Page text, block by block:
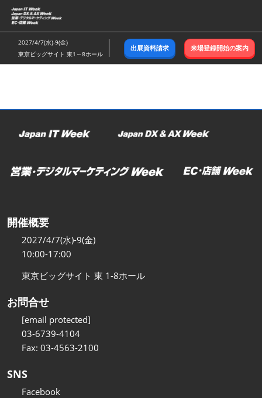
ス
キ
ッ
し
む
2027/4/7(水)-9(金)
東京ビッグサイト 東1～8ホール
出展資料請求 来場登録開始の案内
開催概要
2027/4/7(水)-9(金)
10:00-17:00
東京ビッグサイト 東 1-8ホール
お問合せ
[email protected]
03-6739-4104
Fax: 03-4563-2100
SNS
Facebook